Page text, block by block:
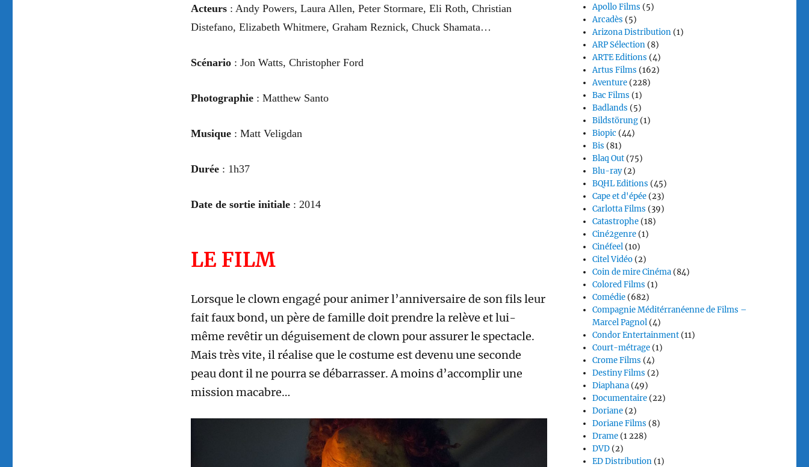
Acteurs: Andy Powers, Laura Allen, Peter Stormare, Eli Roth, Christian
Distefano, Elizabeth Whitmere, Graham Reznick, Chuck Shamata…
Scénario: Jon Watts, Christopher Ford
Photographie: Matthew Santo
Musique: Matt Veligdan
Durée: 1h37
Date de sortie initiale: 2014
LE FILM
Lorsque le clown engagé pour animer l’anniversaire de son fils leur
fait faux bond, un père de famille doit prendre la relève et lui-
même revêtir un déguisement de clown pour assurer le spectacle.
Mais très vite, il réalise que le costume est devenu une seconde
peau dont il ne pourra se débarrasser. A moins d’accomplir une
mission macabre…
Apollo Films (5)
Arcadès (5)
Arizona Distribution (1)
ARP Sélection (8)
ARTE Editions (4)
Artus Films (162)
Aventure (228)
Bac Films (1)
Badlands (5)
Bildstörung (1)
Biopic (44)
Bis (81)
Blaq Out (75)
Blu-ray(2)
BQHL Editions (45)
Cape et d'épée (23)
Carlotta Films (39)
Catastrophe (18)
Ciné2genre (1)
Cinéfeel (10)
Citel Vidéo (2)
Coin de mire Cinéma (84)
Colored Films (1)
Comédie (682)
Compagnie Méditérranéenne de Films –
Marcel Pagnol (4)
Condor Entertainment (11)
Court-métrage (1)
Crome Films (4)
Destiny Films (2)
Diaphana (49)
Documentaire (22)
Doriane (2)
Doriane Films (8)
Drame (1 228)
DVD (2)
ED Distribution (1)